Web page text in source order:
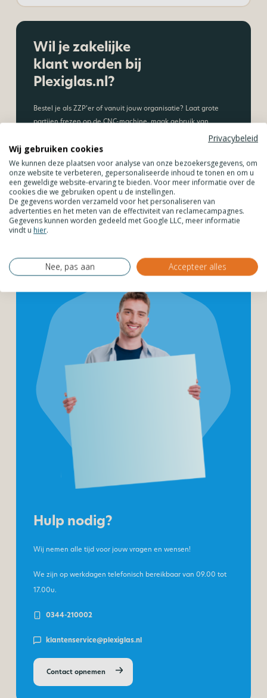
Wil je zakelijke
klant worden bij
Plexiglas.nl?
Bestel je als ZZP’er of vanuit jouw organisatie? Laat grote
partijen frezen op de CNC-machine, maak gebruik van
monteren of plan een adviesgesprek.
Maak een account aan
Ontdek alle voordelen
Hulp nodig?
Wij nemen alle tijd voor jouw vragen en wensen!
We zijn op werkdagen telefonisch bereikbaar van09.00 tot
17.00u.
0344-210002
klantenservice@plexiglas.nl
Contact opnemen
Privacybeleid
Wij gebruiken cookies
We kunnen deze plaatsen voor analyse van onze bezoekersgegevens, om
onze website te verbeteren, gepersonaliseerde inhoud te tonen en om u
een geweldige website-ervaring te bieden. Voor meer informatie over de
cookies die we gebruiken opent u de instellingen.
De gegevens worden verzameld voor het personaliseren van
advertenties en het meten van de effectiviteit van reclamecampagnes.
Gegevens kunnen worden gedeeld met Google LLC, meer informatie
vindt u hier.
Nee, pas aan Accepteer alles